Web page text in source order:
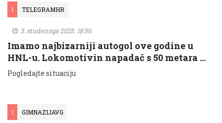
I TELEGRAMHR
3. studenoga 2025. 18:56
Imamo najbizarniji autogol ove godine u
HNL-u. Lokomotivin napadač s 50 metara …
Pogledajte situaciju
I GIMNAZIJAVG